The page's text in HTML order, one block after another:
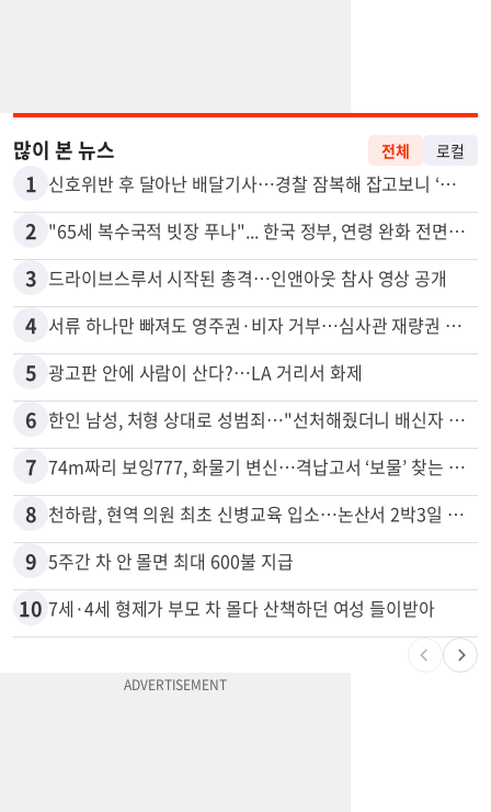
많이 본 뉴스
1 신호위반 후 달아난 배달기사…경찰 잠복해 잡고보니 ‘반전’
2
3 드라이브스루서 시작된 총격…인앤아웃 참사 영상 공개
4
5 광고판 안에 사람이 산다?…LA 거리서 화제
6 한인 남성, 처형 상대로 성범죄…"선처해줬더니 배신자 취급"
7 74m짜리 보잉777, 화물기 변신…격납고서 ‘보물’ 찾는 인천공항
8
9 5주간 차 안 몰면 최대 600불 지급
7세·4세 형제가 부모 차 몰다 산책하던 여성 들이받아